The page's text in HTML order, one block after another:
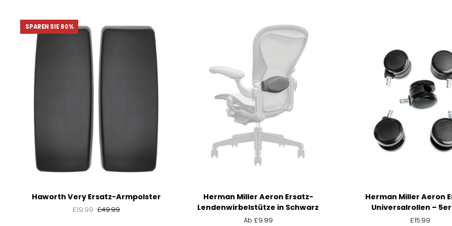
SPAREN SIE 60%
Haworth
Very
Haworth Very Ersatz-Armpolster
£19.99 £49.99
Herman
Miller
Aeron
Herman Miller Aeron Ersatz-
Lendenwirbelstütze in Schwarz
Ab £9.99
HermanHerman Miller Aeron
Universalrollen –
£15.99